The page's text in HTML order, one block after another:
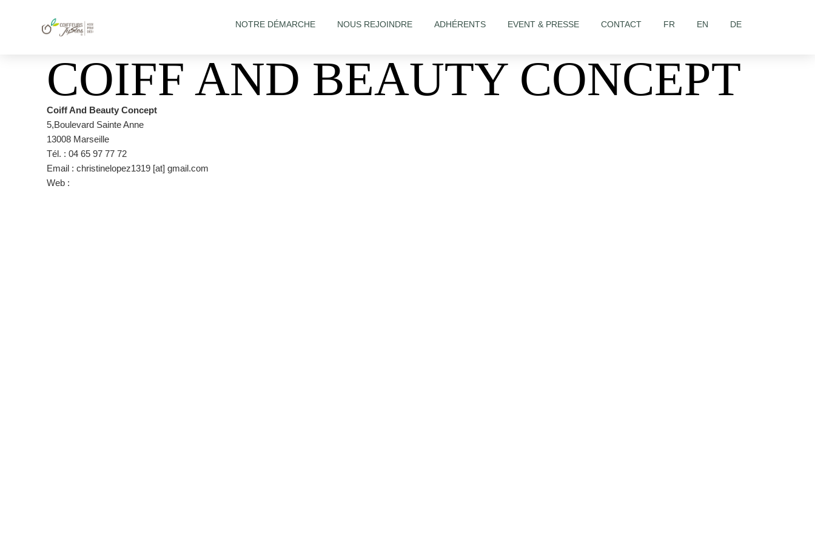
NOTRE DÉMARCHE NOUS REJOINDRE ADHÉRENTS EVENT & PRESSE CONTACT FR EN DE
COIFF AND BEAUTY CONCEPT
Coiff And Beauty Concept
5,Boulevard Sainte Anne
13008 Marseille
Tél. : 04 65 97 77 72
Email : christinelopez1319 [at] gmail.com
Web :